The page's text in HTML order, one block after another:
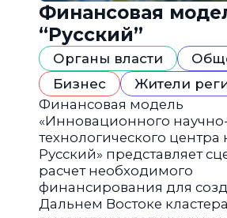
Финансовая
“Русский”
Органы власти
Бизнес
Жители
Финансовая модель
«Инновационного научно-
технологического центра
Русский» представляет
расчет необходимого
финансирования для
Дальнем Востоке кластера